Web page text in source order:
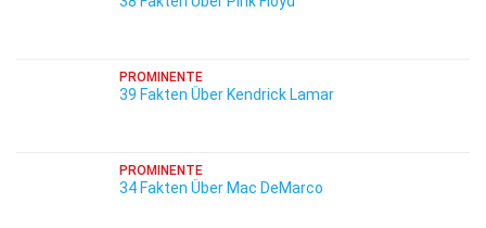
PROMINENTE
39 Fakten Über Kendrick Lamar
PROMINENTE
34 Fakten Über Mac DeMarco